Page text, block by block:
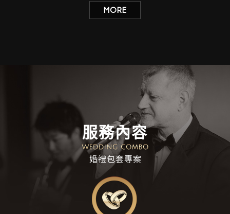
MORE
服務內容
婚禮包套專案